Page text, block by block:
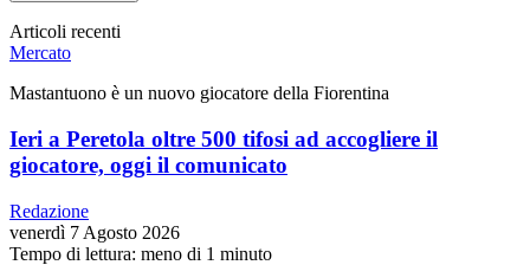
Articoli recenti
Mercato
Mastantuono è un nuovo giocatore della Fiorentina
Ieri a Peretola oltre 500 tifosi ad accogliere il
giocatore, oggi il comunicato
Redazione
venerdì 7 Agosto 2026
Tempo di lettura: meno di 1 minuto